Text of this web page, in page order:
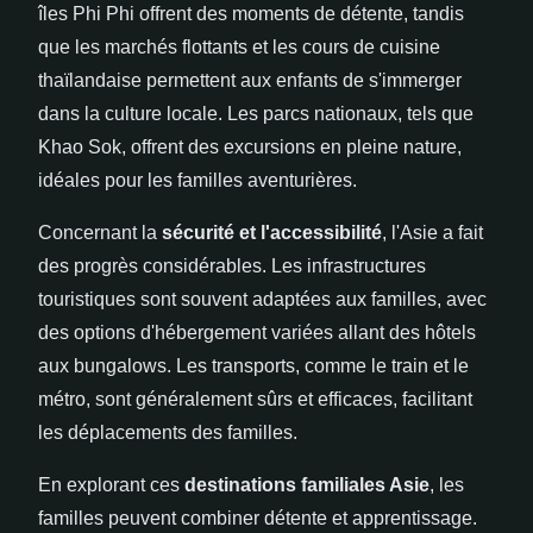
îles Phi Phi offrent des moments de détente, tandis
que les marchés flottants et les cours de cuisine
thaïlandaise permettent aux enfants de s'immerger
dans la culture locale. Les parcs nationaux, tels que
Khao Sok, offrent des excursions en pleine nature,
idéales pour les familles aventurières.
Concernant la sécurité et l'accessibilité, l'Asie a fait
des progrès considérables. Les infrastructures
touristiques sont souvent adaptées aux familles, avec
des options d'hébergement variées allant des hôtels
aux bungalows. Les transports, comme le train et le
métro, sont généralement sûrs et efficaces, facilitant
les déplacements des familles.
En explorant ces destinations familiales Asie, les
familles peuvent combiner détente et apprentissage.